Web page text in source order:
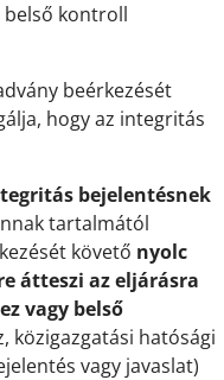
belső kontroll
beérkezését
hogy az integritás
bejelentésnek
tartalmától
követő nyolc
átteszi az eljárásra
vagy belső
közigazgatási hatósági
vagy javaslat)